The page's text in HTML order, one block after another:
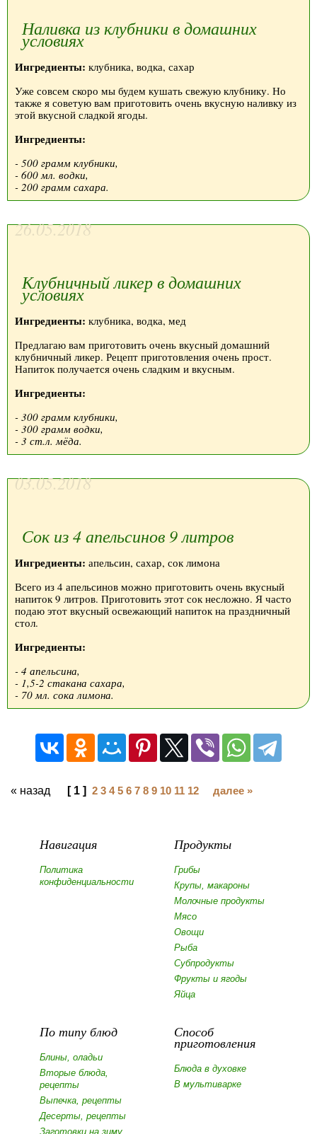
Наливка из клубники в домашних
условиях
Ингредиенты: клубника, водка, сахар
Уже совсем скоро мы будем кушать свежую клубнику. Но
также я советую вам приготовить очень вкусную наливку из
этой вкусной сладкой ягоды.
Ингредиенты:
- 500 грамм клубники,
- 600 мл. водки,
- 200 грамм сахара.
26.05.2018
Клубничный ликер в домашних
условиях
Ингредиенты: клубника, водка, мед
Предлагаю вам приготовить очень вкусный домашний
клубничный ликер. Рецепт приготовления очень прост.
Напиток получается очень сладким и вкусным.
Ингредиенты:
- 300 грамм клубники,
- 300 грамм водки,
- 3 ст.л. мёда.
03.05.2018
Сок из 4 апельсинов 9 литров
Ингредиенты: апельсин, сахар, сок лимона
Всего из 4 апельсинов можно приготовить очень вкусный
напиток 9 литров. Приготовить этот сок несложно. Я часто
подаю этот вкусный освежающий напиток на праздничный
стол.
Ингредиенты:
- 4 апельсина,
- 1,5-2 стакана сахара,
- 70 мл. сока лимона.
« назад [ 1 ] 2 3 4 5 6 7 8 9 10 11 12 далее »
Навигация
Политика
конфиденциальности
Продукты
Грибы
Крупы, макароны
Молочные продукты
Мясо
Овощи
Рыба
Субпродукты
Фрукты и ягоды
Яйца
По типу блюд
Блины, оладьи
Вторые блюда,
рецепты
Выпечка, рецепты
Десерты, рецепты
Заготовки на зиму,
Способ
приготовления
Блюда в духовке
В мультиварке